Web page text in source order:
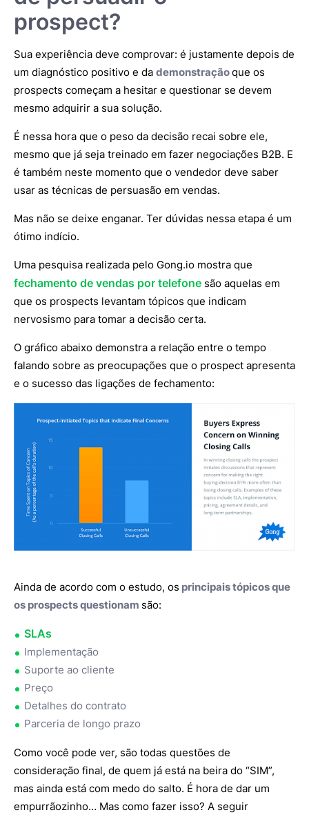
prospect?
Sua experiência deve comprovar: é justamente depois de
um diagnóstico positivo e da demonstraçãoque os
prospects começam a hesitar e questionar se devem
mesmo adquirir a sua solução.
É nessa hora que o peso da decisão recai sobre ele,
mesmo que já seja treinado em fazer negociações B2B. E
é também neste momento que o vendedor deve saber
usar as técnicas de persuasão em vendas.
Mas não se deixe enganar. Ter dúvidas nessa etapa é um
ótimo indício.
Uma pesquisa realizada pelo Gong.io mostra que
fechamento de vendas por telefone são aquelas em
que os prospects levantam tópicos que indicam
nervosismo para tomar a decisão certa.
O gráfico abaixo demonstra a relação entre o tempo
falando sobre as preocupações que o prospect apresenta
e o sucesso das ligações de fechamento:
Ainda de acordo com o estudo, os principais tópicos que
os prospects questionam são:
SLAs
Implementação
Suporte ao cliente
Preço
Detalhes do contrato
Parceria de longo prazo
Como você pode ver, são todas questões de
consideração final, de quem já está na beira do “SIM”,
mas ainda está com medo do salto. É hora de dar um
empurrãozinho… Mas como fazer isso? A seguir